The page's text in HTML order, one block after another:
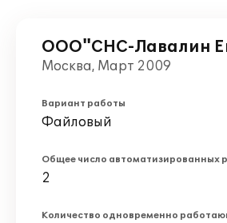
ООО"СНС-Лавалин
Москва, Март 2009
Вариант работы
Файловый
Общее число автоматизированных
2
Количество одновременно